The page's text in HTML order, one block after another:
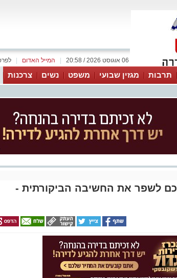
המייל האדום 06 אוגוסט 2026 / 20:58
תרבות מגזין שבועי משפט נשים צרכנות
לשפר את החשיבה הביקורתית -